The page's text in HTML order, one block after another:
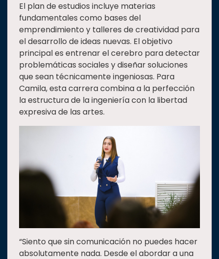
El plan de estudios incluye materias
fundamentales como bases del
emprendimiento y talleres de creatividad para
el desarrollo de ideas nuevas. El objetivo
principal es entrenar el cerebro para detectar
problemáticas sociales y diseñar soluciones
que sean técnicamente ingeniosas. Para
Camila, esta carrera combina a la perfección
la estructura de la ingeniería con la libertad
expresiva de las artes.
“Siento que sin comunicación no puedes hacer
absolutamente nada. Desde el abordar a una